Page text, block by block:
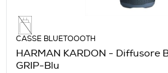
CASSE BLUETOOOTH
HARMAN KARDON - Diffusore
GRIP-Blu